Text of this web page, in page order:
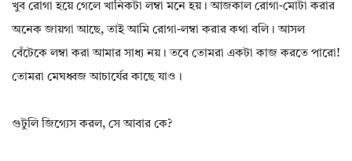
খুব রোগা হয়ে গেলে খানিকটা লম্বা মনে হয়। আজকাল রোগা-মোটা করার
অনেক জায়গা আছে, তাই আমি রোগা-লম্বা করার কথা বলি। আসল
বেঁটেকে লম্বা করা আমার সাধ্য নয়। তবে তোমরা একটা কাজ করতে পারো!
তোমরা মেঘধ্বজ আচার্যের কাছে যাও।
গুটুলি জিগ্যেস করল, সে আবার কে?